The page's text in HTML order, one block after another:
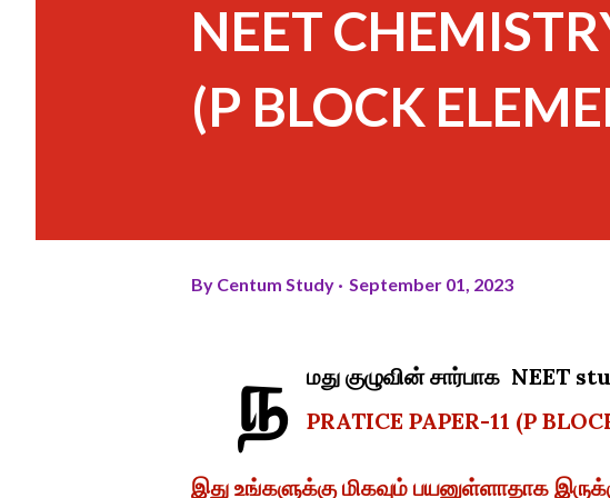
NEET
(P BLOCK
By Centum Study September 01, 2023
ந
மது குழுவின் சார்பாக NEET
PRATICE PAPER-11 (P
இது உங்களுக்கு மிகவும் பயனுள்ளாதாக